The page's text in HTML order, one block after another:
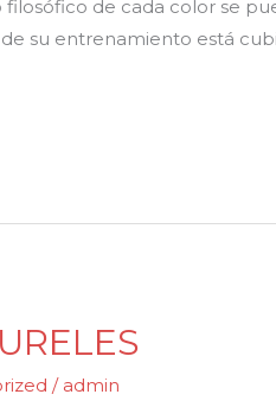
filosófico de cada color se
su entrenamiento está
/ admin